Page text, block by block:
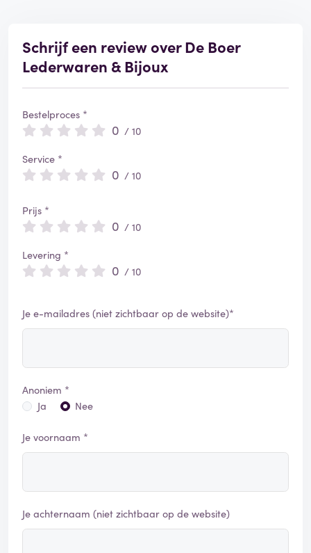
Schrijf een review over De Boer
Lederwaren & Bijoux
Bestelproces *
0 / 10
Service *
0 / 10
Prijs *
0 / 10
Levering *
0 / 10
Je e-mailadres (niet zichtbaar op de website)*
Anoniem *
Ja
Nee
Je voornaam *
Je achternaam (niet zichtbaar op de website)